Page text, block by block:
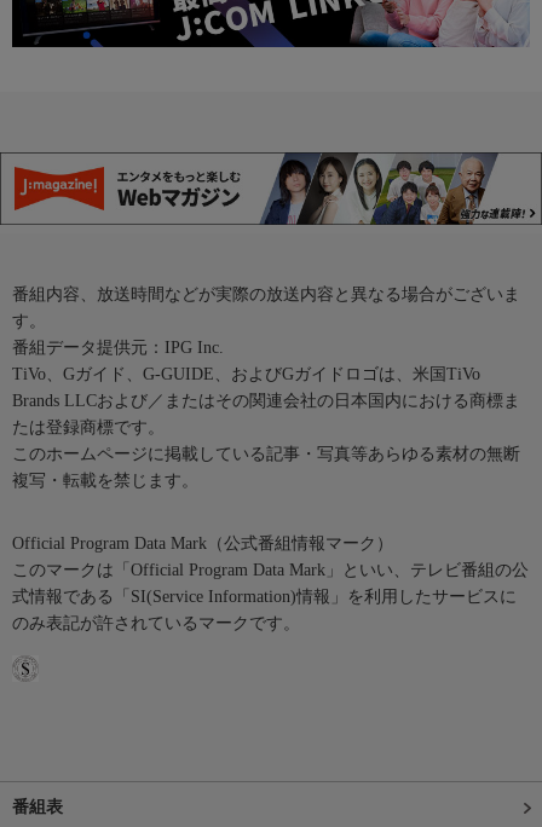
番組内容、放送時間などが実際の放送内容と異なる場合がございま
す。
番組データ提供元：IPG Inc.
TiVo、Gガイド、G-GUIDE、およびGガイドロゴは、米国TiVo
Brands LLCおよび／またはその関連会社の日本国内における商標ま
たは登録商標です。
このホームページに掲載している記事・写真等あらゆる素材の無断
複写・転載を禁じます。
Official Program Data Mark（公式番組情報マーク）
このマークは「Official Program Data Mark」といい、テレビ番組の公
式情報である「SI(Service Information)情報」を利用したサービスに
のみ表記が許されているマークです。
番組表